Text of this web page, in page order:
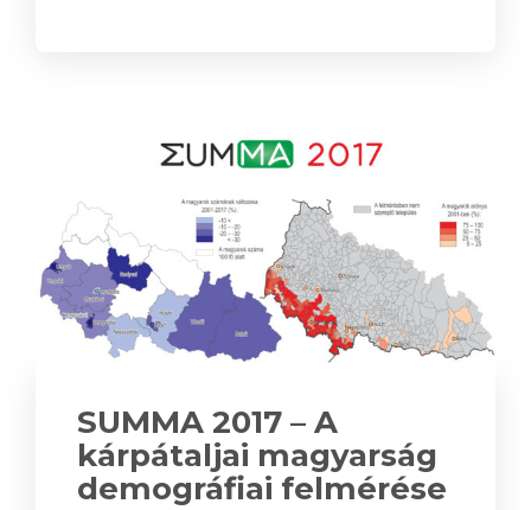
SUMMA 2017 – A
kárpátaljai magyarság
demográfiai felmérése